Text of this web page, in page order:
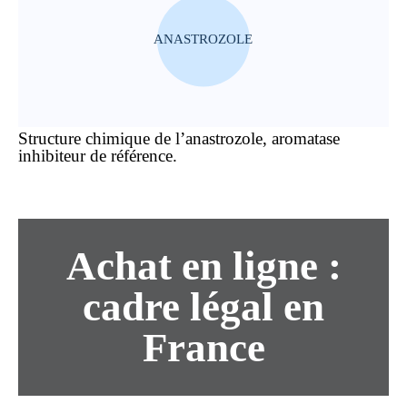
ANASTROZOLE
Structure chimique de l’anastrozole, aromatase
inhibiteur de référence.
Achat en ligne :
cadre légal en
France